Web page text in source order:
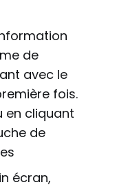
de
avec le
fois.
en cliquant
de
écran,